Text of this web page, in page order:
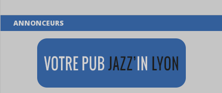
ANNONCEURS